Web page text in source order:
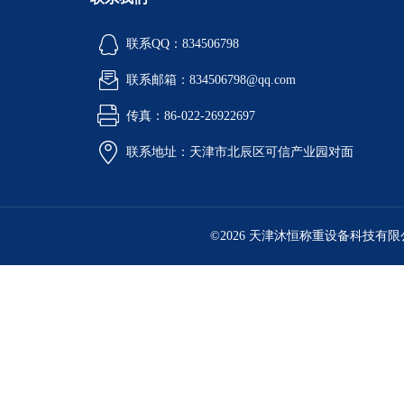
联系QQ：834506798
联系邮箱：834506798@qq.com
传真：86-022-26922697
联系地址：天津市北辰区可信产业园对面
©2026 天津沐恒称重设备科技有